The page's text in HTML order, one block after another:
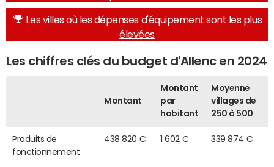
Les villes où les dépenses d'équipement sont les plus
élevées
Les chiffres clés du budget d'Allenc en 2024
Montant
Montant
par
habitant
Moyenne
villages de
250 à 500
Produits de
fonctionnement
438 820 € 1 602 € 339 874 €